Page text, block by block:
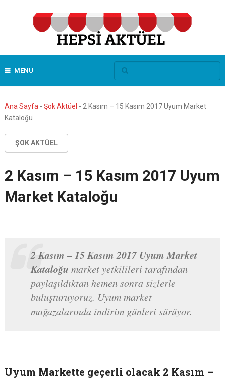
MENU
Ana Sayfa - Şok Aktüel - 2 Kasım – 15 Kasım 2017 Uyum Market
Kataloğu
ŞOK AKTÜEL
2 Kasım – 15 Kasım 2017 Uyum
Market Kataloğu
2 Kasım – 15 Kasım 2017 Uyum Market
Kataloğu market yetkilileri tarafından
paylaşıldıktan hemen sonra sizlerle
buluşturuyoruz. Uyum market
mağazalarında indirim günleri sürüyor.
Uyum Markette geçerli olacak 2 Kasım –